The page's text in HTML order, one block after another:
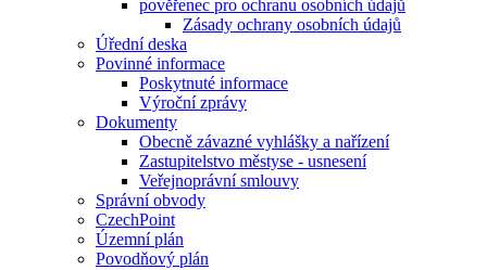
pověřenec pro ochranu osobních údajů
Zásady ochrany osobních údajů
Úřední deska
Povinné informace
Poskytnuté informace
Výroční zprávy
Dokumenty
Obecně závazné vyhlášky a nařízení
Zastupitelstvo městyse - usnesení
Veřejnoprávní smlouvy
Správní obvody
CzechPoint
Územní plán
Povodňový plán